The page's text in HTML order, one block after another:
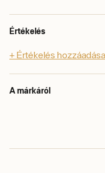
Értékelés
+ Értékelés hozzáadása
A márkáról